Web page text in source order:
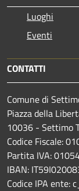
Luoghi
Eventi
CONTATTI
Comune di
Piazza della
10036 - Settimo
Codice Fiscale:
Partita IVA:
IBAN:
Codice IPA ente: